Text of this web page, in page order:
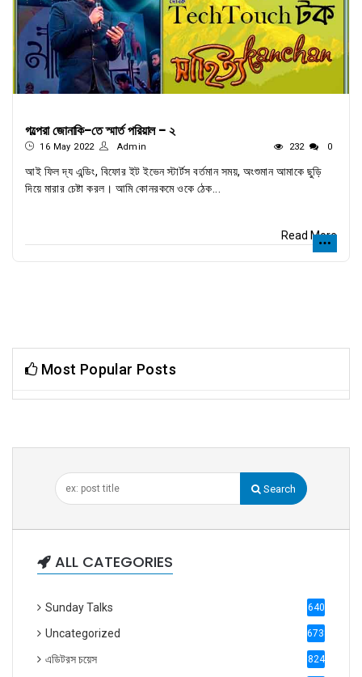
গল্পেরা জোনাকি-তে স্মার্ত পরিয়াল - ২
16 May 2022 Admin 232 0
আই ফিল দ্য এন্ডিং, বিফোর ইট ইভেন স্টার্টস বর্তমান সময়, অংশুমান আমাকে ছুড়ি
দিয়ে মারার চেষ্টা করল। আমি কোনরকমে ওকে ঠেক...
Read More
Most Popular Posts
Search
ALL CATEGORIES
Sunday Talks 640
Uncategorized 6738
এডিটরস চয়েস 824